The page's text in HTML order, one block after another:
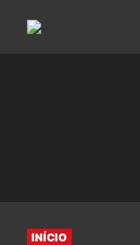
INÍCIO